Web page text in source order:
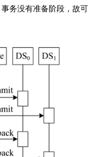
务没有准备阶段，故可